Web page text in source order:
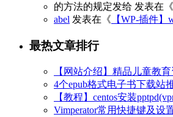
的方法的规定发给 发表在《
abel 发表在《 【WP-插件
最热文章排行
【网站介绍】精品儿童教
4个epub格式电子书下载站
【教程】centos安装
Vimperator常用快捷键及设